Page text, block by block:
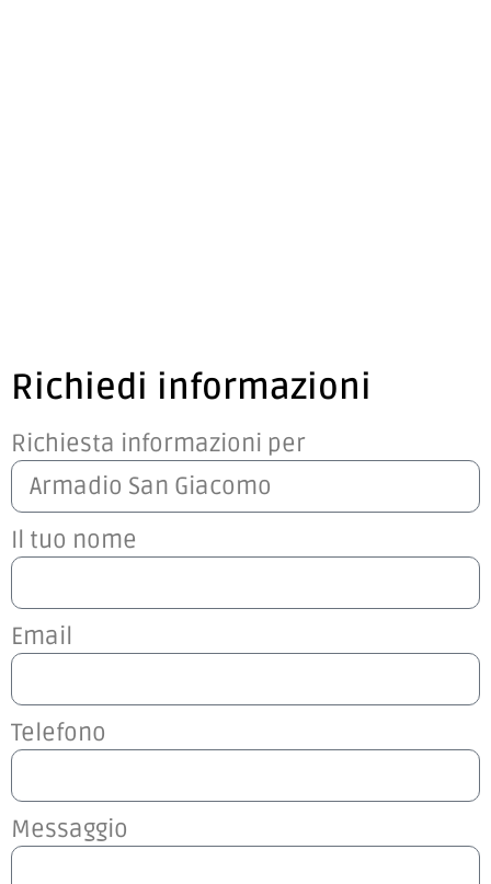
Richiedi informazioni
Richiesta informazioni per
Il tuo nome
Email
Telefono
Messaggio